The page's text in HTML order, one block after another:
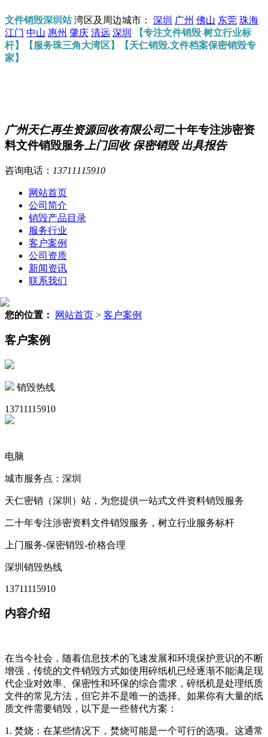
文件销毁深圳站湾区及周边城市： 深圳 广州 佛山 东莞 珠海
江门 中山 惠州 肇庆 清远 深圳
【专注文件销毁 树立行业标
杆】【服务珠三角大湾区】【天仁销毁,文件档案保密销毁专
家】
广州天仁再生资源回收有限公司二十年专注涉密资
料文件销毁服务 上门回收 保密销毁 出具报告
咨询电话： 13711115910
网站首页
公司简介
销毁产品目录
服务行业
客户案例
公司资质
新闻资讯
联系我们
您的位置： 网站首页 > 客户案例
客户案例
销毁热线
13711115910
电脑
城市服务点：深圳
天仁密销（深圳）站，为您提供一站式文件资料销毁服务
二十年专注涉密资料文件销毁服务，树立行业服务标杆
上门服务-保密销毁-价格合理
深圳销毁热线
13711115910
内容介绍
在当今社会，随着信息技术的飞速发展和环境保护意识的不断
增强，传统的文件销毁方式如使用碎纸机已经逐渐不能满足现
代企业对效率、保密性和环保的综合需求，碎纸机是处理纸质
文件的常见方法，但它并不是唯一的选择。如果你有大量的纸
质文件需要销毁，以下是一些替代方案：
1. 焚烧：在某些情况下，焚烧可能是一个可行的选项。这通常